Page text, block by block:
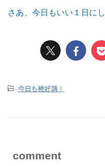
さあ、今日もいい１日にし
-今日も絶好調！
comment